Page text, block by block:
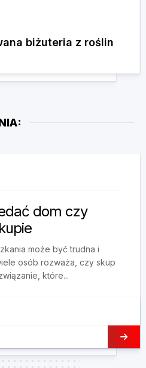
biżuteria z roślin
dom czy
może być trudna i
osób rozważa, czy skup
które...